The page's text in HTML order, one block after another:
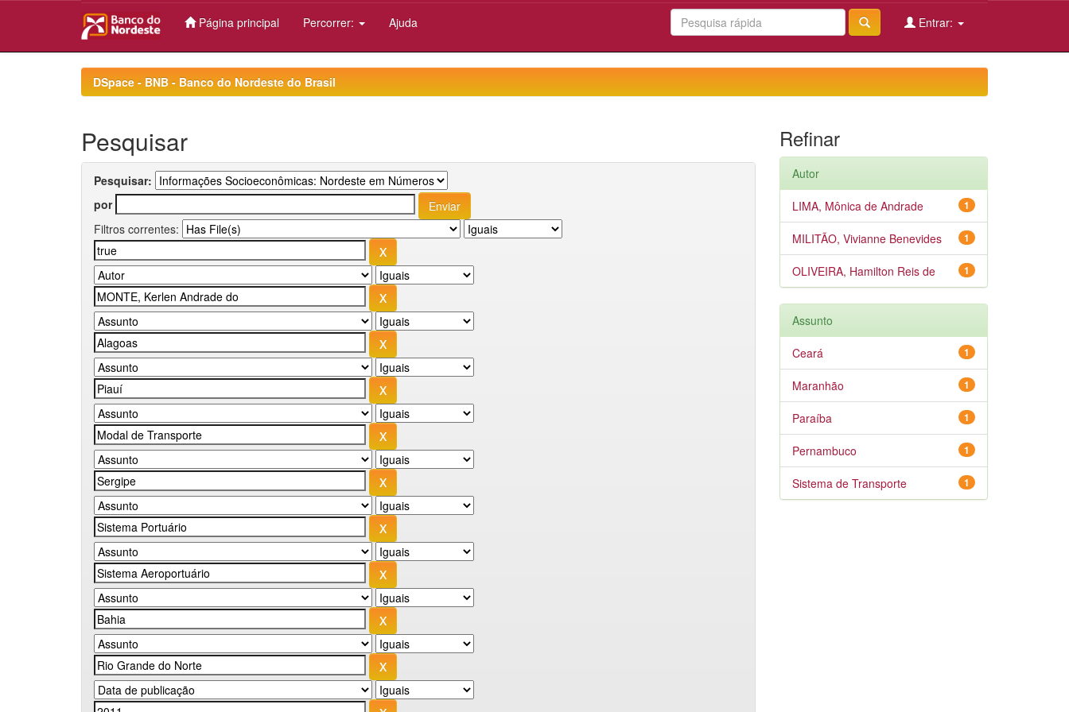
Página principal Percorrer: Ajuda Entrar:
DSpace - BNB - Banco do Nordeste do Brasil
Pesquisar
Pesquisar:
por
Filtros correntes:
Refinar
Autor
1
LIMA, Mônica de Andrade
1
MILITÃO, Vivianne Benevides
1
OLIVEIRA, Hamilton Reis de
Assunto
1
Ceará
1
Maranhão
1
Paraíba
1
Pernambuco
1
Sistema de Transporte